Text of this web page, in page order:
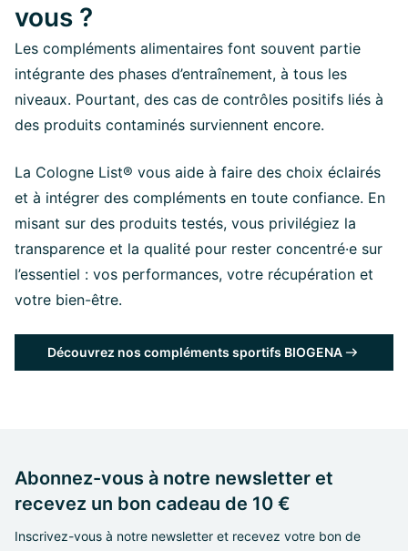
vous ?
Les compléments alimentaires font souvent partie
intégrante des phases d’entraînement, à tous les
niveaux. Pourtant, des cas de contrôles positifs liés à
des produits contaminés surviennent encore.
La Cologne List® vous aide à faire des choix éclairés
et à intégrer des compléments en toute confiance. En
misant sur des produits testés, vous privilégiez la
transparence et la qualité pour rester concentré·e sur
l’essentiel : vos performances, votre récupération et
votre bien-être.
Découvrez nos compléments sportifs BIOGENA
Abonnez-vous à notre newsletter et
recevez un bon cadeau de 10 €
Inscrivez-vous à notre newsletter et recevez votre bon de